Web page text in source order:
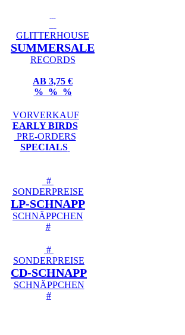
GLITTERHOUSE
SUMMERSALE
RECORDS
AB 3,75 €
% % %
VORVERKAUF
EARLY BIRDS
PRE-ORDERS
SPECIALS
#
SONDERPREISE
LP-SCHNAPP
SCHNÄPPCHEN
#
#
SONDERPREISE
CD-SCHNAPP
SCHNÄPPCHEN
#